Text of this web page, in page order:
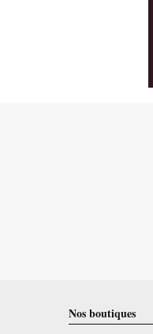
Nos boutiques